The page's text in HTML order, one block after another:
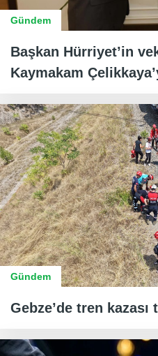
Gündem
Başkan Hürriyet’in
Kaymakam
Gündem
Gebze’de tren kazası